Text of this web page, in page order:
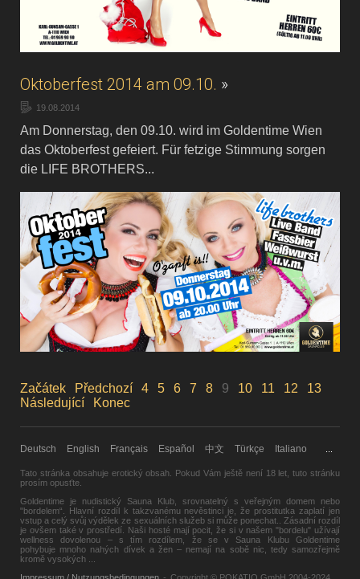
Oktoberfest 2014 am 09.10. »
19.08.2014
Am Donnerstag, den 09.10. wird im Goldentime Wien
das Oktoberfest gefeiert. Für fetzige Stimmung sorgen
die LIFE BROTHERS...
Začátek Předchozí 4 5 6 7 8 9 10 11 12
13
Následující
Konec
Deutsch English Français Español 中文 Türkçe Italiano
Tato stránka obsahuje erotický obsah. Pokud Vám ještě není 18 let, tuto stránku
prosím opusťte
Goldentime je nudistický Sauna Klub, srovnatelný s veřejným domem nebo
"bordelem“. Hlavní rozdíl k takzvanému nevěstinci je, že prostitutka zaplatí jen
vstup a celý svůj výdělek ze sexuálních služeb si může ponechat.. Zásadní rozdíl
je ovšem také v prostředí. Naši hosté mají pocit, že si v našem "bordelu" užívají
wellness dovolenou – s tím rozdílem, že se v Sauna Klubu Goldentime
pohybuje mnoho nahých dívek a žen – nemají na sobě nic, tedy samozřejmě
kromě vysokých